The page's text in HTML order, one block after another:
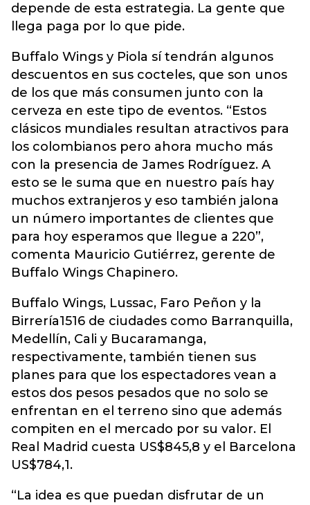
depende de esta estrategia. La gente que
llega paga por lo que pide.
Buffalo Wings y Piola sí tendrán algunos
descuentos en sus cocteles, que son unos
de los que más consumen junto con la
cerveza en este tipo de eventos. “Estos
clásicos mundiales resultan atractivos para
los colombianos pero ahora mucho más
con la presencia de James Rodríguez. A
esto se le suma que en nuestro país hay
muchos extranjeros y eso también jalona
un número importantes de clientes que
para hoy esperamos que llegue a 220”,
comenta Mauricio Gutiérrez, gerente de
Buffalo Wings Chapinero.
Buffalo Wings, Lussac, Faro Peñon y la
Birrería1516 de ciudades como Barranquilla,
Medellín, Cali y Bucaramanga,
respectivamente, también tienen sus
planes para que los espectadores vean a
estos dos pesos pesados que no solo se
enfrentan en el terreno sino que además
compiten en el mercado por su valor. El
Real Madrid cuesta US$845,8 y el Barcelona
US$784,1.
“La idea es que puedan disfrutar de un